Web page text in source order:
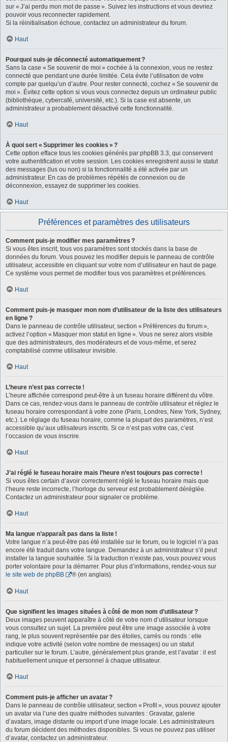
sur « J’ai perdu mon mot de passe ». Suivez les instructions et vous devriez
pouvoir vous reconnecter rapidement.
Si la réinitialisation échoue, contactez un administrateur du forum.
Haut
Pourquoi suis-je déconnecté automatiquement ?
Sans la case « Se souvenir de moi » cochée à la connexion, vous ne restez
connecté que pendant une durée limitée. Cela évite l’utilisation de votre
compte par quelqu’un d’autre. Pour rester connecté, cochez « Se souvenir de
moi ». Évitez cette option si vous vous connectez depuis un ordinateur public
(bibliothèque, cybercafé, université, etc.). Si la case est absente, un
administrateur a probablement désactivé cette fonctionnalité.
Haut
À quoi sert « Supprimer les cookies » ?
Cette option efface tous les cookies générés par phpBB 3.3, qui conservent
votre authentification et votre session. Les cookies enregistrent aussi le statut
des messages (lus ou non) si la fonctionnalité a été activée par un
administrateur. En cas de problèmes répétés de connexion ou de
déconnexion, essayez de supprimer les cookies.
Haut
Préférences et paramètres des utilisateurs
Comment puis-je modifier mes paramètres ?
Si vous êtes inscrit, tous vos paramètres sont stockés dans la base de
données du forum. Vous pouvez les modifier depuis le panneau de contrôle
utilisateur, accessible en cliquant sur votre nom d’utilisateur en haut de page.
Ce système vous permet de modifier tous vos paramètres et préférences.
Haut
Comment puis-je masquer mon nom d’utilisateur de la liste des utilisateurs
en ligne ?
Dans le panneau de contrôle utilisateur, section « Préférences du forum »,
activez l’option « Masquer mon statut en ligne ». Vous ne serez alors visible
que des administrateurs, des modérateurs et de vous-même, et serez
comptabilisé comme utilisateur invisible.
Haut
L’heure n’est pas correcte !
L’heure affichée correspond peut-être à un fuseau horaire différent du vôtre.
Dans ce cas, rendez-vous dans le panneau de contrôle utilisateur et réglez le
fuseau horaire correspondant à votre zone (Paris, Londres, New York, Sydney,
etc.). Le réglage du fuseau horaire, comme la plupart des paramètres, n’est
accessible qu’aux utilisateurs inscrits. Si ce n’est pas votre cas, c’est
l’occasion de vous inscrire.
Haut
J’ai réglé le fuseau horaire mais l’heure n’est toujours pas correcte !
Si vous êtes certain d’avoir correctement réglé le fuseau horaire mais que
l’heure reste incorrecte, l’horloge du serveur est probablement déréglée.
Contactez un administrateur pour signaler ce problème.
Haut
Ma langue n’apparaît pas dans la liste !
Votre langue n’a peut-être pas été installée sur le forum, ou le logiciel n’a pas
encore été traduit dans votre langue. Demandez à un administrateur s’il peut
installer la langue souhaitée. Si la traduction n’existe pas, vous pouvez vous
porter volontaire pour la démarrer. Pour plus d’informations, rendez-vous sur
le site web de phpBB
® (en anglais).
Haut
Que signifient les images situées à côté de mon nom d’utilisateur ?
Deux images peuvent apparaître à côté de votre nom d’utilisateur lorsque
vous consultez un sujet. La première peut être une image associée à votre
rang, le plus souvent représentée par des étoiles, carrés ou ronds : elle
indique votre activité (selon votre nombre de messages) ou un statut
particulier sur le forum. L’autre, généralement plus grande, est l’avatar : il est
habituellement unique et personnel à chaque utilisateur.
Haut
Comment puis-je afficher un avatar ?
Dans le panneau de contrôle utilisateur, section « Profil », vous pouvez ajouter
un avatar via l’une des quatre méthodes suivantes : Gravatar, galerie
d’avatars, image distante ou import d’une image locale. Les administrateurs
du forum décident des méthodes disponibles. Si vous ne pouvez pas utiliser
d’avatar, contactez un administrateur.